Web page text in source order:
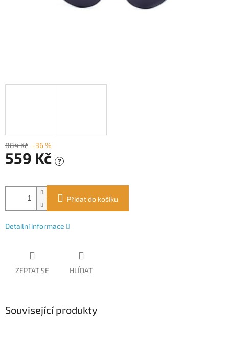
884 Kč –36 %
559 Kč ?
cena:
Přidat do košíku
Detailní informace
ZEPTAT SE HLÍDAT
Související produkty